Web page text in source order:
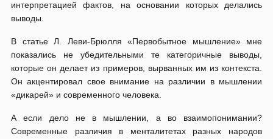
интерпретацией фактов, на основании которых делались
выводы.
В статье Л. Леви-Брюлля «Первобытное мышление» мне
показались не убедительными те категоричные выводы,
которые он делает из примеров, вырванных им из контекста.
Он акцентировал свое внимание на различии в мышлении
«дикарей» и современного человека.
А если дело не в мышлении, а во взаимопонимании?
Современные различия в менталитетах разных народов